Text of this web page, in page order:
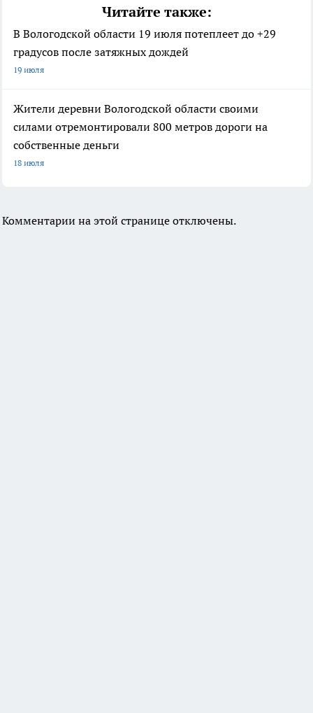
Читайте также:
В Вологодской области 19 июля потеплеет до +29
градусов после затяжных дождей
19 июля
Жители деревни Вологодской области своими
силами отремонтировали 800 метров дороги на
собственные деньги
18 июля
Комментарии на этой странице отключены.